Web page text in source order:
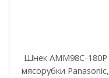
Шнек AMM98C-180P
мясорубки Panasonic,